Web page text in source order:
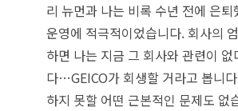
리 뉴먼과 나는 비록 수년 전에 은퇴
운영에 적극적이었습니다. 회사의
하면 나는 지금 그 회사와 관련이 없
다…GEICO가 회생할 거라고 봅니
하지 못할 어떤 근본적인 문제도 없